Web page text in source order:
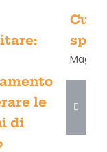
le
di
Maggio